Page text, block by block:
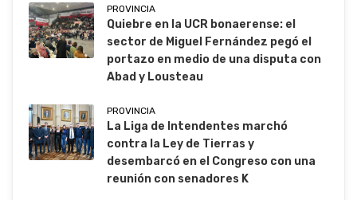
PROVINCIA
Quiebre en la UCR bonaerense: el
sector de Miguel Fernández pegó el
portazo en medio de una disputa con
Abad y Lousteau
PROVINCIA
La Liga de Intendentes marchó
contra la Ley de Tierras y
desembarcó en el Congreso con una
reunión con senadores K